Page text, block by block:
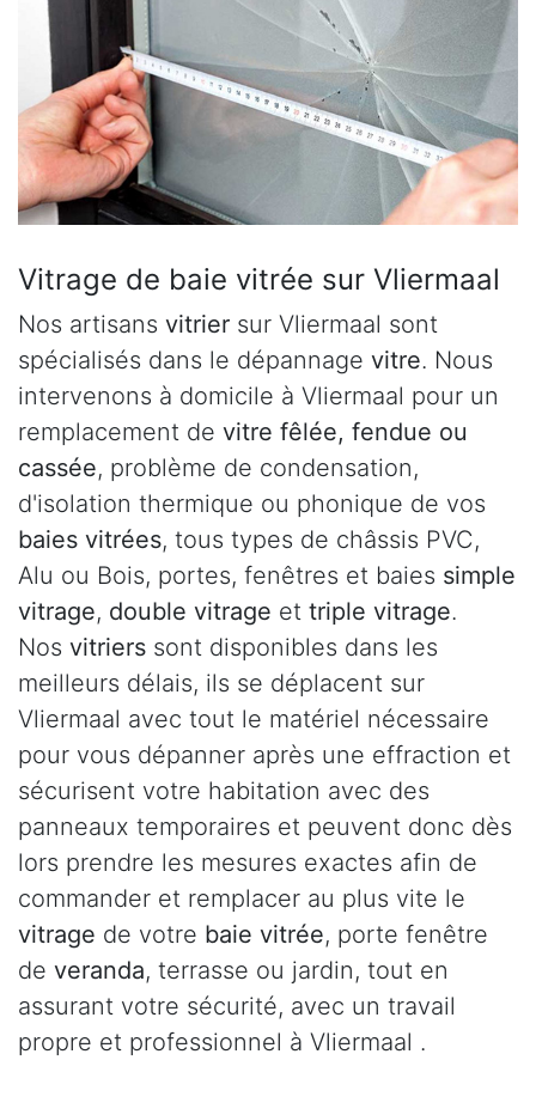
Vitrage de baie vitrée sur Vliermaal
Nos artisans vitrier sur Vliermaal sont
spécialisés dans le dépannage vitre. Nous
intervenons à domicile à Vliermaal pour un
remplacement de vitre fêlée, fendue ou
cassée, problème de condensation,
d'isolation thermique ou phonique de vos
baies vitrées, tous types de châssis PVC,
Alu ou Bois, portes, fenêtres et baies simple
vitrage, double vitrage et triple vitrage.
Nos vitriers sont disponibles dans les
meilleurs délais, ils se déplacent sur
Vliermaal avec tout le matériel nécessaire
pour vous dépanner après une effraction et
sécurisent votre habitation avec des
panneaux temporaires et peuvent donc dès
lors prendre les mesures exactes afin de
commander et remplacer au plus vite le
vitrage de votre baie vitrée, porte fenêtre
de veranda, terrasse ou jardin, tout en
assurant votre sécurité, avec un travail
propre et professionnel à Vliermaal .